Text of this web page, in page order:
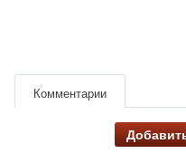
Комментарии